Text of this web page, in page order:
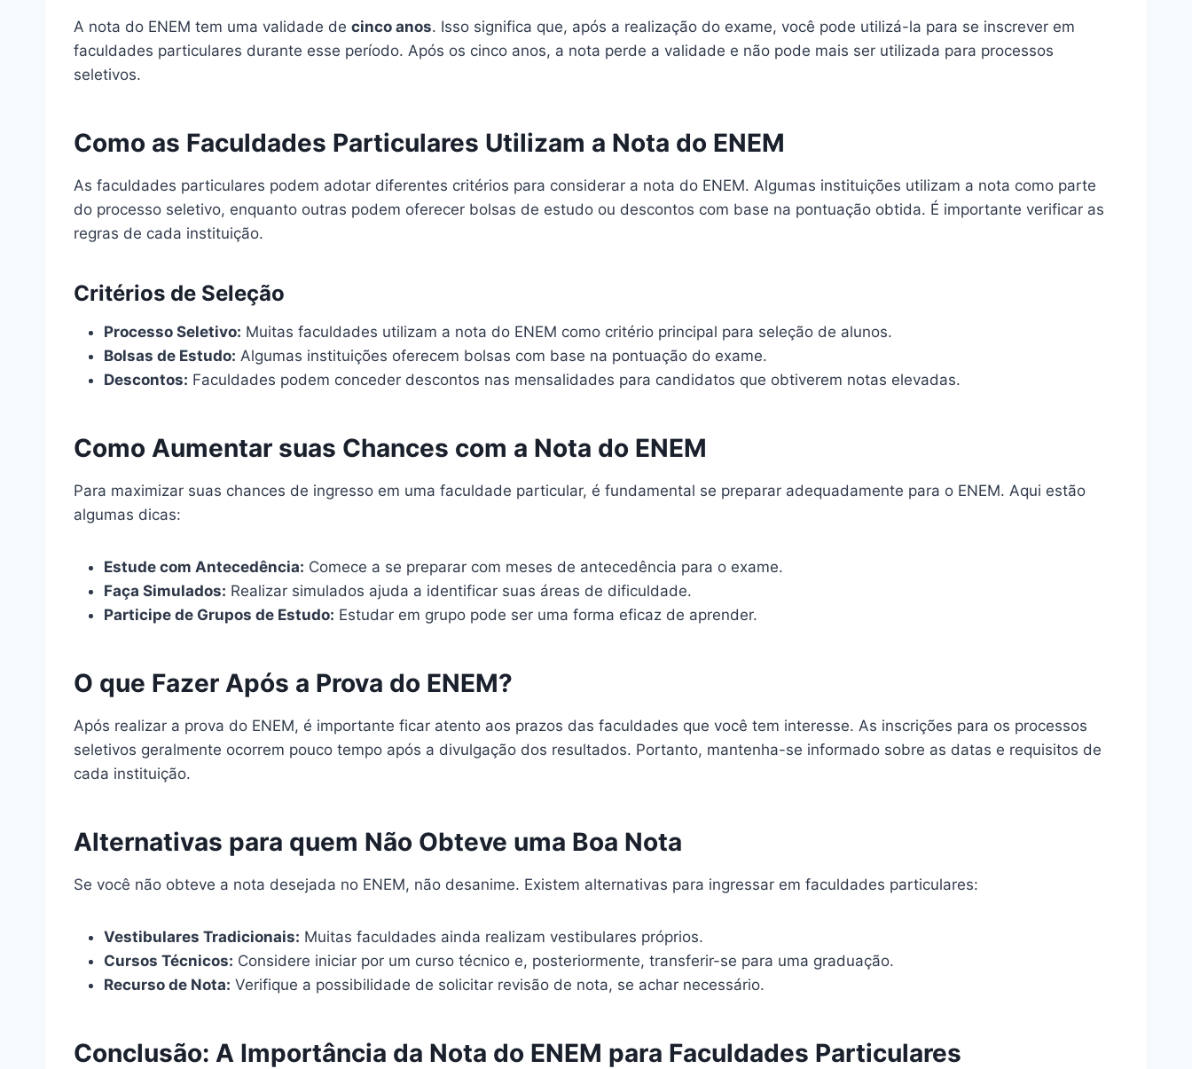
A nota do ENEM tem uma validade de cinco anos. Isso significa que, após a realização do exame, você pode utilizá-la para se inscrever em
faculdades particulares durante esse período. Após os cinco anos, a nota perde a validade e não pode mais ser utilizada para processos
seletivos.
Como as Faculdades Particulares Utilizam a Nota do ENEM
As faculdades particulares podem adotar diferentes critérios para considerar a nota do ENEM. Algumas instituições utilizam a nota como parte
do processo seletivo, enquanto outras podem oferecer bolsas de estudo ou descontos com base na pontuação obtida. É importante verificar as
regras de cada instituição.
Critérios de Seleção
Processo Seletivo: Muitas faculdades utilizam a nota do ENEM como critério principal para seleção de alunos.
Bolsas de Estudo: Algumas instituições oferecem bolsas com base na pontuação do exame.
Descontos: Faculdades podem conceder descontos nas mensalidades para candidatos que obtiverem notas elevadas.
Como Aumentar suas Chances com a Nota do ENEM
Para maximizar suas chances de ingresso em uma faculdade particular, é fundamental se preparar adequadamente para o ENEM. Aqui estão
algumas dicas:
Estude com Antecedência: Comece a se preparar com meses de antecedência para o exame.
Faça Simulados: Realizar simulados ajuda a identificar suas áreas de dificuldade.
Participe de Grupos de Estudo: Estudar em grupo pode ser uma forma eficaz de aprender.
O que Fazer Após a Prova do ENEM?
Após realizar a prova do ENEM, é importante ficar atento aos prazos das faculdades que você tem interesse. As inscrições para os processos
seletivos geralmente ocorrem pouco tempo após a divulgação dos resultados. Portanto, mantenha-se informado sobre as datas e requisitos de
cada instituição.
Alternativas para quem Não Obteve uma Boa Nota
Se você não obteve a nota desejada no ENEM, não desanime. Existem alternativas para ingressar em faculdades particulares:
Vestibulares Tradicionais: Muitas faculdades ainda realizam vestibulares próprios.
Cursos Técnicos: Considere iniciar por um curso técnico e, posteriormente, transferir-se para uma graduação.
Recurso de Nota: Verifique a possibilidade de solicitar revisão de nota, se achar necessário.
Conclusão: A Importância da Nota do ENEM para Faculdades Particulares